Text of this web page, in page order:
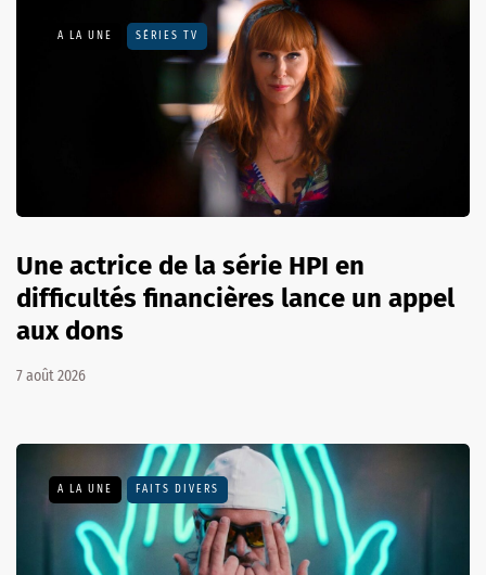
A LA UNE SÉRIES TV
Une actrice de la série HPI en
difficultés financières lance un appel
aux dons
7 août 2026
A LA UNE FAITS DIVERS